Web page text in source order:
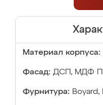
Материал корпуса:
Фасад: ДСП, МДФ
Фурнитура: Boyard,